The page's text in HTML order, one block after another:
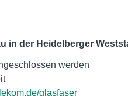
in der Heidelberger
werden
glasfaser